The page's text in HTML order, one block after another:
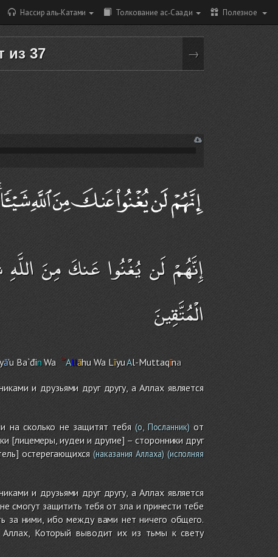
Нассир аль-Катами Толкование ас-Саади Полезное
из 37 →
إِنَّهُمْ لَن يُغْنُوا عَنكَ مِنَ
الْمُتَّقِينَ
ā'u Ba`đinWa Allāhu Wa LīyuAl-Muttaqīna
и друзьями друг другу, а Аллах является
на сколько не защитят тебя(о, Посланник)от
[лицемеры, иудеи и другие] – сторонники друг
остерегающихся (наказания Аллаха)(исполняя
и друзьями друг другу, а Аллах является
смогут защитить тебя от зла и принести тебе
за ними, ибо между вами нет ничего общего.
Аллах, Который выводит их из тьмы к свету